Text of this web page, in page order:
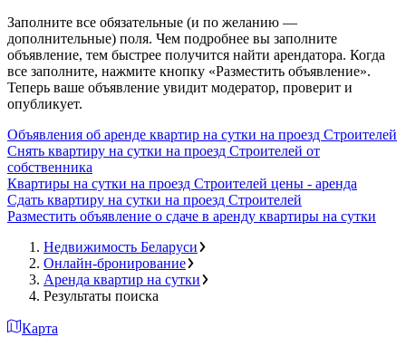
Заполните все обязательные (и по желанию —
дополнительные) поля. Чем подробнее вы заполните
объявление, тем быстрее получится найти арендатора. Когда
все заполните, нажмите кнопку «Разместить объявление».
Теперь ваше объявление увидит модератор, проверит и
опубликует.
Объявления об аренде квартир на сутки на проезд Строителей
Снять квартиру на сутки на проезд Строителей от
собственника
Квартиры на сутки на проезд Строителей цены - аренда
Сдать квартиру на сутки на проезд Строителей
Разместить объявление о сдаче в аренду квартиры на сутки
Недвижимость Беларуси
Онлайн-бронирование
Аренда квартир на сутки
Результаты поиска
Карта